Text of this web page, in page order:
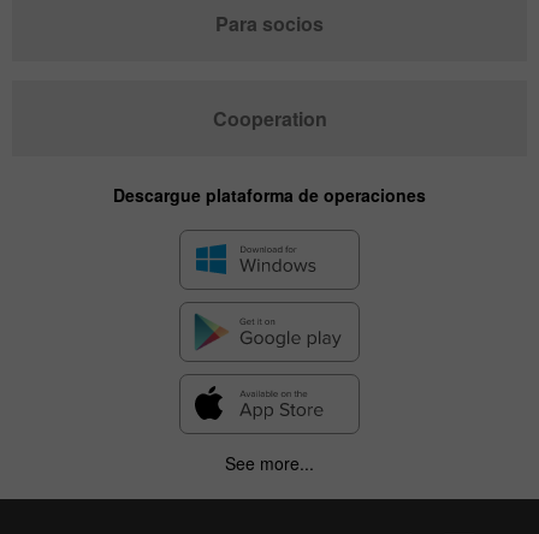
Para socios
Cooperation
Descargue plataforma de operaciones
See more...